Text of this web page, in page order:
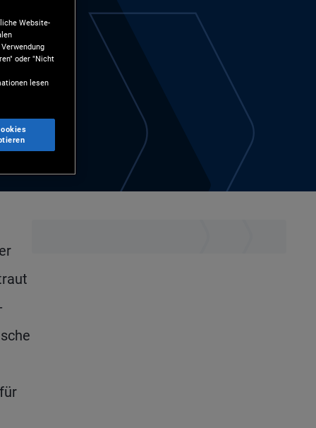
Website-
oder "Nicht
lesen